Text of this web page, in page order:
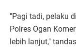
"Pagi tadi, pelaku
Polres Ogan
lebih lanjut,"